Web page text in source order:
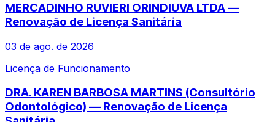
MERCADINHO RUVIERI ORINDIUVA LTDA —
Renovação de Licença Sanitária
03 de ago. de 2026
Licença de Funcionamento
DRA. KAREN BARBOSA MARTINS (Consultório
Odontológico) — Renovação de Licença